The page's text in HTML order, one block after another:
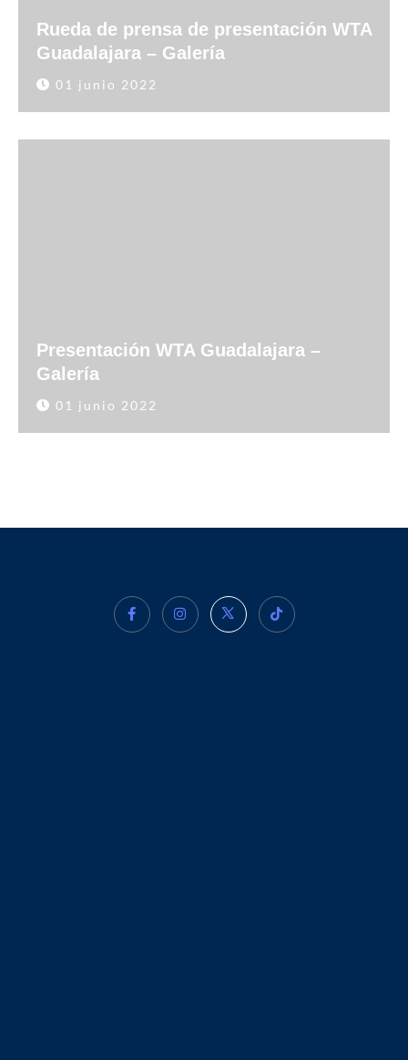
Rueda de prensa de presentación WTA
Guadalajara – Galería
01 junio 2022
Presentación WTA Guadalajara –
Galería
01 junio 2022